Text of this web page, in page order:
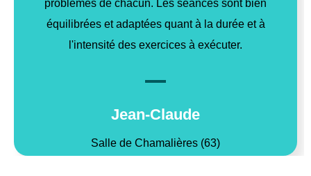
problèmes de chacun. Les séances sont bien
équilibrées et adaptées quant à la durée et à
l'intensité des exercices à exécuter.
Jean-Claude
Salle de Chamalières (63)